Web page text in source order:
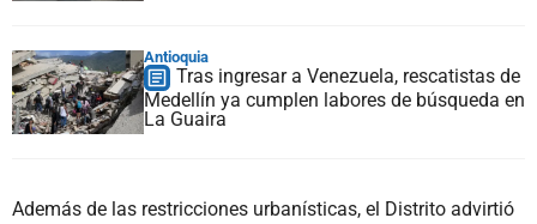
Antioquia
Tras ingresar a Venezuela, rescatistas de
Medellín ya cumplen labores de búsqueda en
La Guaira
Además de las restricciones urbanísticas, el Distrito advirtió